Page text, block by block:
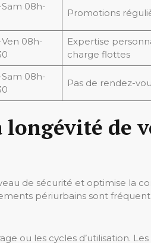
08h-
Promotions
08h-
Expertise
charge flottes
08h-
Pas de rendez-
longévité de
de sécurité et optimise la
périurbains sont
ou les cycles d’utilisation.